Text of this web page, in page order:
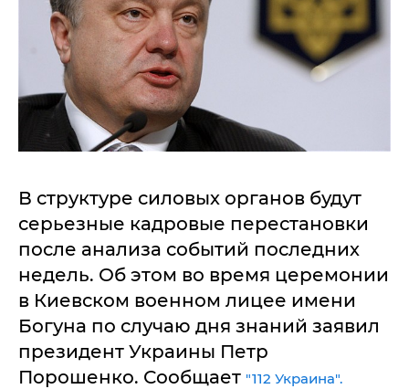
В структуре силовых органов будут
серьезные кадровые перестановки
после анализа событий последних
недель. Об этом во время церемонии
в Киевском военном лицее имени
Богуна по случаю дня знаний заявил
президент Украины Петр
Порошенко. Сообщает "112 Украина".